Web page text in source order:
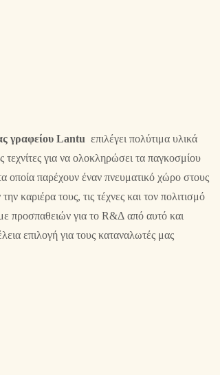
γραφείου Lantu επιλέγει πολύτιμα υλικά
τεχνίτες για να ολοκληρώσει τα παγκοσμίου
οποία παρέχουν έναν πνευματικό χώρο στους
καριέρα τους, τις τέχνες και τον πολιτισμό
προσπαθειών για το R&Δ από αυτό και
επιλογή για τους καταναλωτές μας